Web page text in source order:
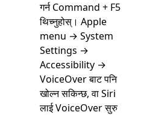
गर्न Command + F5
थिच्नुहोस्। Apple
menu → System
Settings →
Accessibility →
VoiceOver बाट पनि
खोल्न सकिन्छ, वा Siri
लाई VoiceOver सुरु